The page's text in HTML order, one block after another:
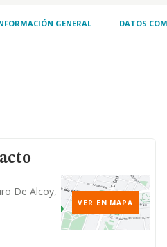
GENERAL DATOS
De Alcoy,
VER EN MAPA